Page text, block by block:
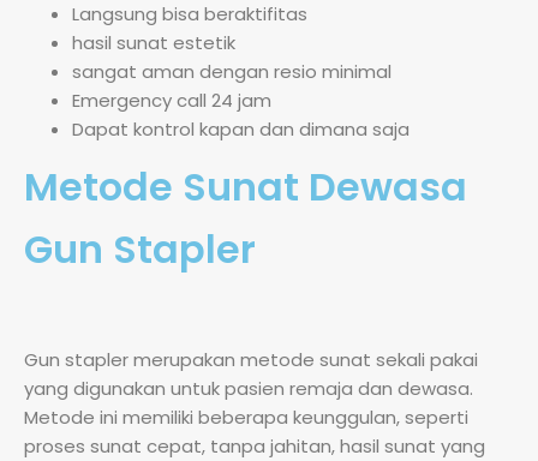
Langsung bisa beraktifitas
hasil sunat estetik
sangat aman dengan resio minimal
Emergency call 24 jam
Dapat kontrol kapan dan dimana saja
Metode Sunat Dewasa
Gun Stapler
Gun stapler merupakan metode sunat sekali pakai
yang digunakan untuk pasien remaja dan dewasa.
Metode ini memiliki beberapa keunggulan, seperti
proses sunat cepat, tanpa jahitan, hasil sunat yang